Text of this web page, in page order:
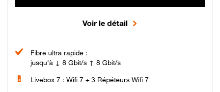
Voir le détail
Fibre ultra rapide :
jusqu'à ↓ 8 Gbit/s ↑ 8 Gbit/s
Livebox 7 : Wifi 7 + 3 Répéteurs Wifi 7